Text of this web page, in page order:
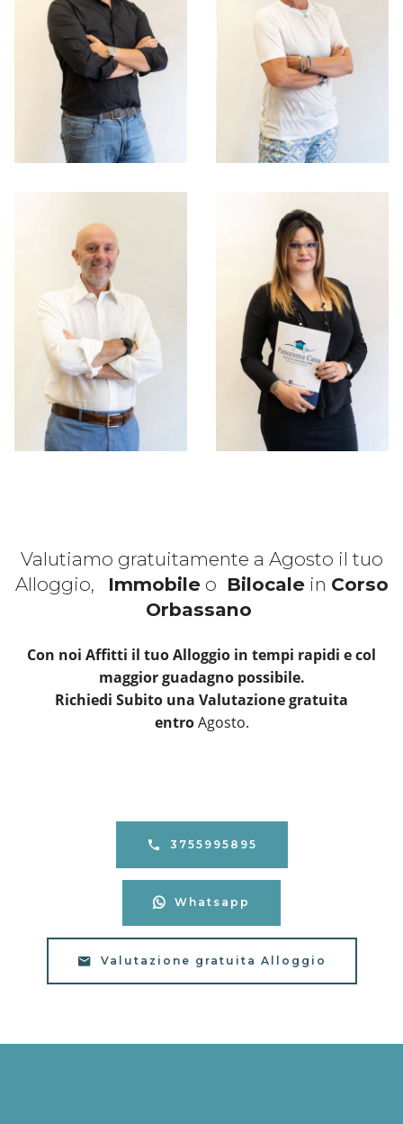
Valutiamo gratuitamente a Agosto il tuo
Alloggio, Immobileo Bilocalein Corso
Orbassano
Con noi Affitti il tuo Alloggio in tempi rapidi e col
maggior guadagno possibile.
Richiedi Subito una Valutazione gratuita
entroAgosto.
3755995895
Whatsapp
Valutazione gratuita Alloggio